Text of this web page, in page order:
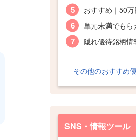
おすすめ｜50
単元未満でも
隠れ優待銘柄情
その他のおすすめ
SNS・情報ツール